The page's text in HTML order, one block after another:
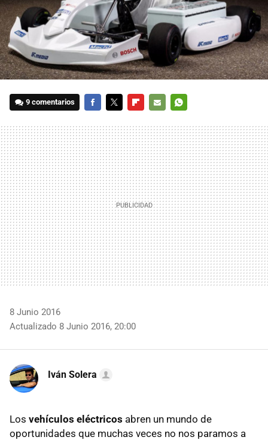
9 comentarios
MAIL
8 Junio 2016
Actualizado 8 Junio 2016, 20:00
Iván Solera
Los vehículos eléctricos abren un mundo de
oportunidades que muchas veces no nos paramos a